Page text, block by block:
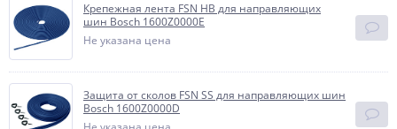
Крепежная лента FSN HB для направляющих
шин Bosch 1600Z0000E
Не указана цена
Защита от сколов FSN SS для направляющих шин
Bosch 1600Z0000D